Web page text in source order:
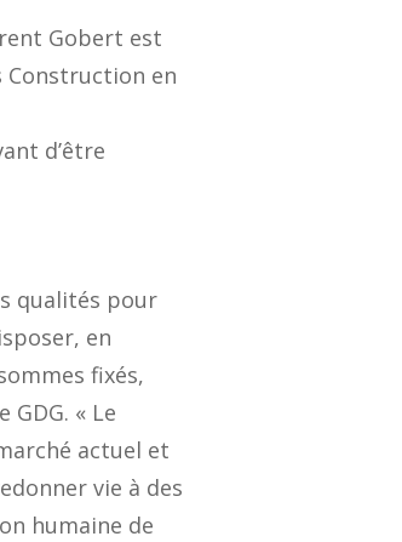
Gobert est
Construction en
d’être
qualités pour
en
fixés,
GDG. « Le
actuel et
vie à des
humaine de